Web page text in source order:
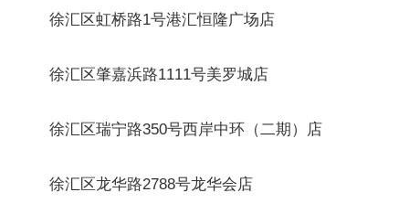
徐汇区虹桥路1号港汇恒隆广场店
徐汇区肇嘉浜路1111号美罗城店
徐汇区瑞宁路350号西岸中环（二期）店
徐汇区龙华路2788号龙华会店